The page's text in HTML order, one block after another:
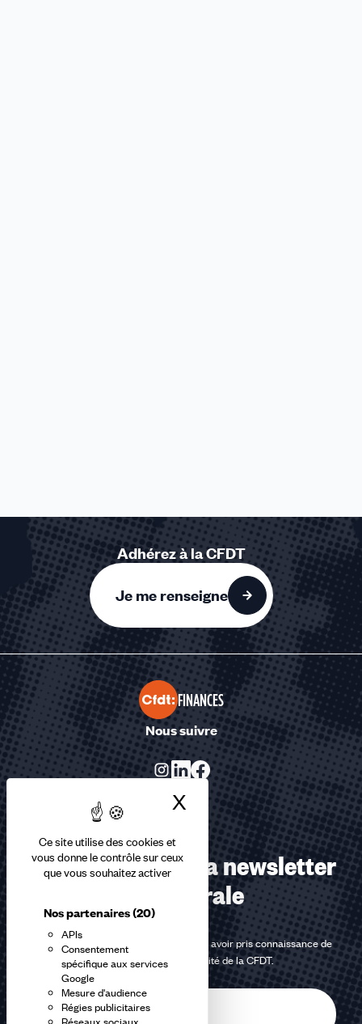
Ce site utilise des cookies et
vous donne le contrôle sur ceux
que vous souhaitez activer
Nos partenaires(20)
APIs
Consentement
spécifique aux services
Google
Mesure d'audience
Régies publicitaires
X Masquer le
Adhérez à la CFDT
Je me renseigne
FINANCES
Nous suivre
Abonnez-vous à la newsletter
confédérale
En m'inscrivant à la newsletter, j'affirme avoir pris connaissance de
lapolitique de confidentialité de la CFDT.